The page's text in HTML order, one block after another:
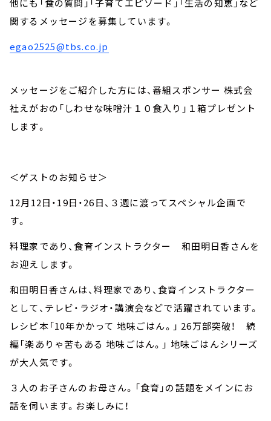
他にも「食の質問」「子育てエピソード」「生活の知恵」など
関するメッセージを募集しています。
egao2525@tbs.co.jp
メッセージをご紹介した方には、番組スポンサー 株式会
社えがおの「しわせな味噌汁１０食入り」１箱プレゼント
します。
＜ゲストのお知らせ＞
12月12日・19日・26日、３週に渡ってスペシャル企画で
す。
料理家であり、食育インストラクター 和田明日香さんを
お迎えします。
和田明日香さんは、料理家であり、食育インストラクター
として、テレビ・ラジオ・講演会などで活躍されています。
レシピ本「10年かかって 地味ごはん。」 26万部突破！ 続
編「楽ありゃ苦もある 地味ごはん。」 地味ごはんシリーズ
が大人気です。
３人のお子さんのお母さん。「食育」の話題をメインにお
話を伺います。お楽しみに！